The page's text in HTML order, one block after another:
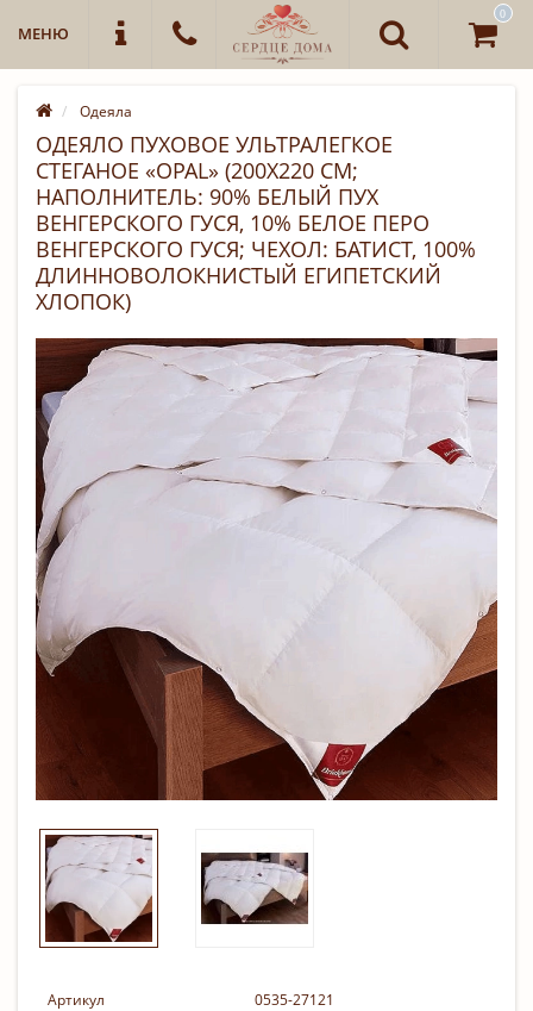
МЕНЮ
0
Одеяла
ОДЕЯЛО ПУХОВОЕ УЛЬТРАЛЕГКОЕ
СТЕГАНОЕ «OPAL» (200Х220 СМ;
НАПОЛНИТЕЛЬ: 90% БЕЛЫЙ ПУХ
ВЕНГЕРСКОГО ГУСЯ, 10% БЕЛОЕ ПЕРО
ВЕНГЕРСКОГО ГУСЯ; ЧЕХОЛ: БАТИСТ, 100%
ДЛИННОВОЛОКНИСТЫЙ ЕГИПЕТСКИЙ
ХЛОПОК)
Артикул
0535-27121